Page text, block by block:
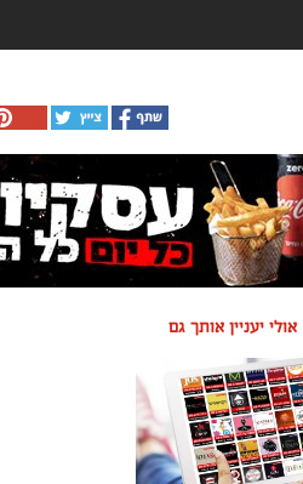
אולי יעניין אותך גם